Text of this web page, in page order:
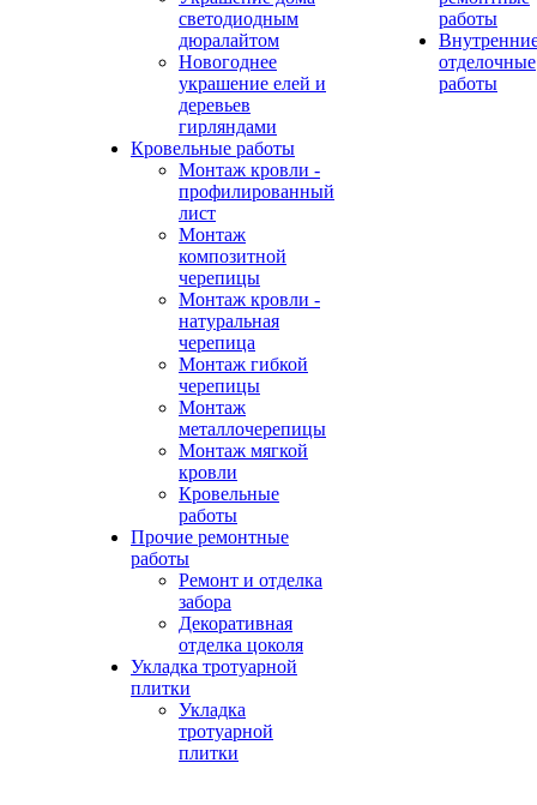
светодиодным
дюралайтом
Новогоднее
украшение елей и
деревьев
гирляндами
Кровельные работы
Монтаж кровли -
профилированный
лист
Монтаж
композитной
черепицы
Монтаж кровли -
натуральная
черепица
Монтаж гибкой
черепицы
Монтаж
металлочерепицы
Монтаж мягкой
кровли
Кровельные
работы
Прочие ремонтные
работы
Ремонт и отделка
забора
Декоративная
отделка цоколя
Укладка тротуарной
плитки
Укладка
тротуарной
плитки
работы
отделочные
работы